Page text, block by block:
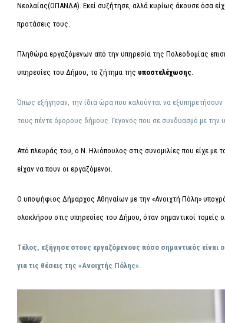
Νεολαίας(ΟΠΑΝΔΑ). Εκεί συζήτησε, αλλά κυρίως άκουσε όσα
προτάσεις τους.
Πληθώρα εργαζόμενων από την υπηρεσία της Πολεοδομίας
υπηρεσίες του Δήμου, το ζήτημα της υποστελέχωσης
Όπως εξήγησαν, την ίδια ώρα που καλούνται να εξυπηρετήσουν
τους πέντε όμορους δήμους. Γεγονός που σε συνδυασμό με την
Από πλευράς του, ο Ν. Ηλιόπουλος στις συνομιλίες που είχε με
είχαν να πουν οι εργαζόμενοι.
Ο υποψήφιος Δήμαρχος Αθηναίων με την «Ανοιχτή Πόλη»
ολοκλήρου στις υπηρεσίες του Δήμου, όταν σημαντικοί τομείς
Τέλος, εξήγησε στους εργαζόμενους πόσο σημαντικός είναι
για τις θέσεις της «Ανοιχτής Πόλης».